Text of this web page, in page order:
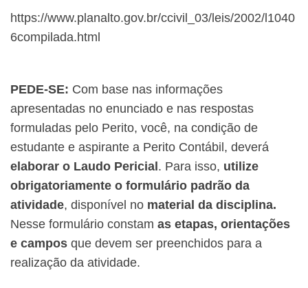
https://www.planalto.gov.br/ccivil_03/leis/2002/l1040
6compilada.html
PEDE-SE: Com base nas informações
apresentadas no enunciado e nas respostas
formuladas pelo Perito, você, na condição de
estudante e aspirante a Perito Contábil, deverá
elaborar o Laudo Pericial . Para isso, utilize
obrigatoriamente o formulário padrão da
atividade, disponível no material da disciplina.
Nesse formulário constam as etapas, orientações
e campos que devem ser preenchidos para a
realização da atividade.​